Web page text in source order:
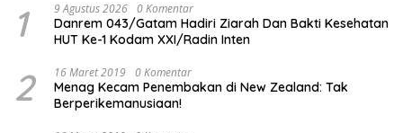
1 9 Agustus 2026 0 Komentar
Danrem 043/Gatam Hadiri Ziarah Dan Bakti Kesehatan
HUT Ke-1 Kodam XXI/Radin Inten
2 16 Maret 2019 0 Komentar
Menag Kecam Penembakan di New Zealand: Tak
Berperikemanusiaan!